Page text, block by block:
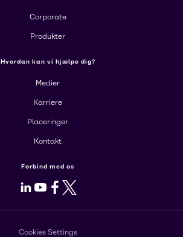
Corporate
Produkter
Hvordan kan vi hjælpe dig?
Medier
Karriere
Placeringer
Kontakt
Forbind med os
LinkedIn
Youtube
Facebook
X
Cookies Settings